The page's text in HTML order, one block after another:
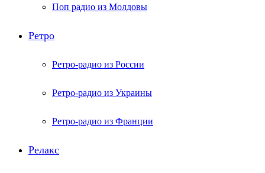
Поп радио из Молдовы
Ретро
Ретро-радио из России
Ретро-радио из Украины
Ретро-радио из Франции
Релакс